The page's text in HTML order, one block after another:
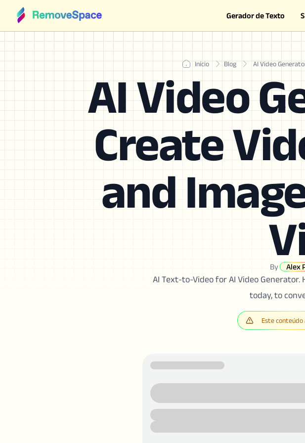
Gerador de Texto
Início Blog AI Video
AI Video
Create
and
By Alex
AI Text-to-Video for AI Video
today, to
Este conteúdo